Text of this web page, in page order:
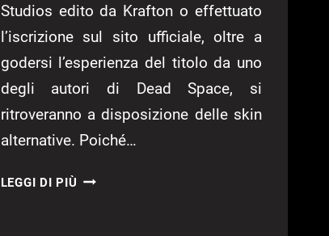
Studios edito da Krafton o effettuato
l’iscrizione sul sito ufficiale, oltre a
godersi l’esperienza del titolo da uno
degli autori di Dead Space, si
ritroveranno a disposizione delle skin
alternative. Poiché…
LEGGI DI PIÙ THE